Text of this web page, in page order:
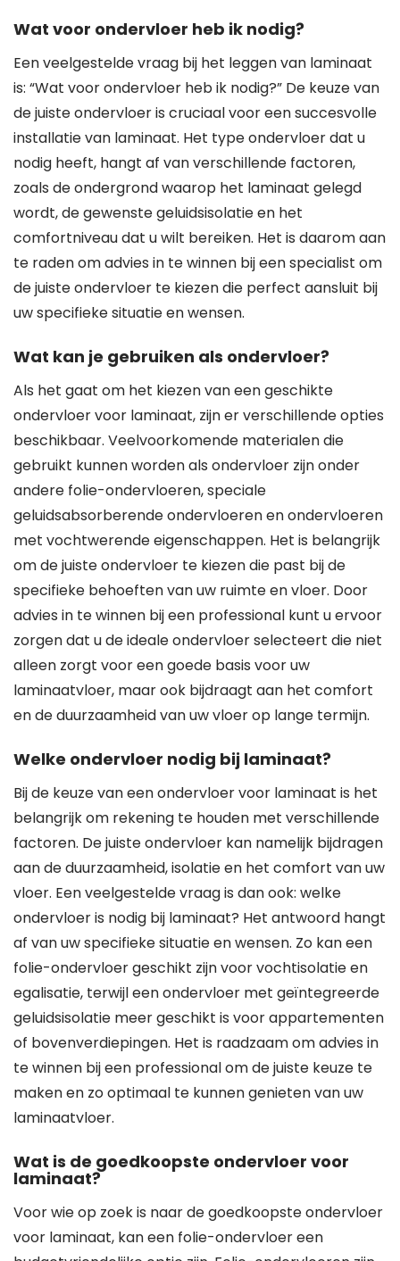
Wat voor ondervloer heb ik nodig?
Een veelgestelde vraag bij het leggen van laminaat
is: “Wat voor ondervloer heb ik nodig?” De keuze van
de juiste ondervloer is cruciaal voor een succesvolle
installatie van laminaat. Het type ondervloer dat u
nodig heeft, hangt af van verschillende factoren,
zoals de ondergrond waarop het laminaat gelegd
wordt, de gewenste geluidsisolatie en het
comfortniveau dat u wilt bereiken. Het is daarom aan
te raden om advies in te winnen bij een specialist om
de juiste ondervloer te kiezen die perfect aansluit bij
uw specifieke situatie en wensen.
Wat kan je gebruiken als ondervloer?
Als het gaat om het kiezen van een geschikte
ondervloer voor laminaat, zijn er verschillende opties
beschikbaar. Veelvoorkomende materialen die
gebruikt kunnen worden als ondervloer zijn onder
andere folie-ondervloeren, speciale
geluidsabsorberende ondervloeren en ondervloeren
met vochtwerende eigenschappen. Het is belangrijk
om de juiste ondervloer te kiezen die past bij de
specifieke behoeften van uw ruimte en vloer. Door
advies in te winnen bij een professional kunt u ervoor
zorgen dat u de ideale ondervloer selecteert die niet
alleen zorgt voor een goede basis voor uw
laminaatvloer, maar ook bijdraagt aan het comfort
en de duurzaamheid van uw vloer op lange termijn.
Welke ondervloer nodig bij laminaat?
Bij de keuze van een ondervloer voor laminaat is het
belangrijk om rekening te houden met verschillende
factoren. De juiste ondervloer kan namelijk bijdragen
aan de duurzaamheid, isolatie en het comfort van uw
vloer. Een veelgestelde vraag is dan ook: welke
ondervloer is nodig bij laminaat? Het antwoord hangt
af van uw specifieke situatie en wensen. Zo kan een
folie-ondervloer geschikt zijn voor vochtisolatie en
egalisatie, terwijl een ondervloer met geïntegreerde
geluidsisolatie meer geschikt is voor appartementen
of bovenverdiepingen. Het is raadzaam om advies in
te winnen bij een professional om de juiste keuze te
maken en zo optimaal te kunnen genieten van uw
laminaatvloer.
Wat is de goedkoopste ondervloer voor
laminaat?
Voor wie op zoek is naar de goedkoopste ondervloer
voor laminaat, kan een folie-ondervloer een